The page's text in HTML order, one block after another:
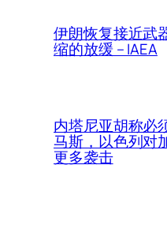
伊朗恢复接近武
缩的放缓 – IAEA
内塔尼亚胡称必
马斯，以色列对
更多袭击